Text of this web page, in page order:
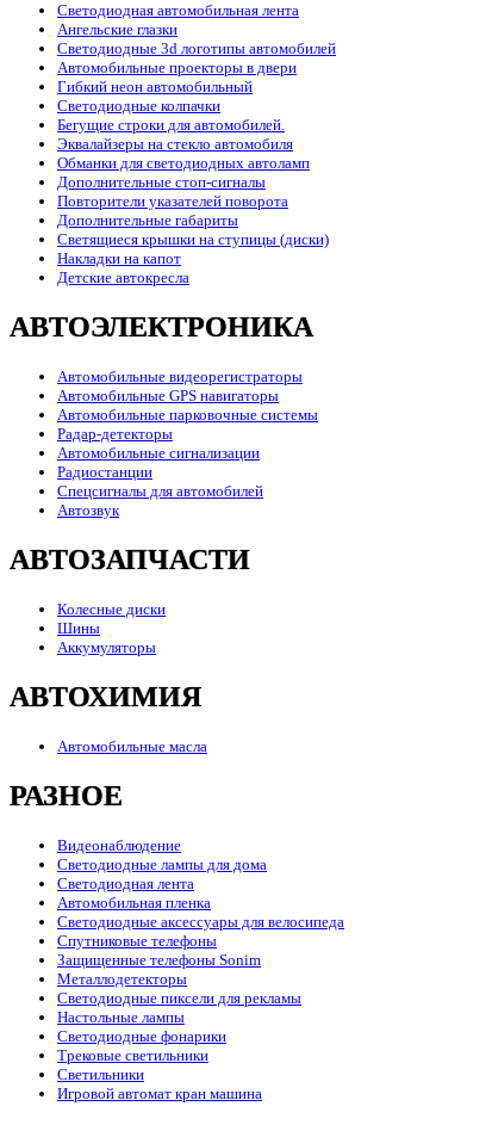
Светодиодная автомобильная лента
Ангельские глазки
Светодиодные 3d логотипы автомобилей
Автомобильные проекторы в двери
Гибкий неон автомобильный
Светодиодные колпачки
Бегущие строки для автомобилей.
Эквалайзеры на стекло автомобиля
Обманки для светодиодных автоламп
Дополнительные стоп-сигналы
Повторители указателей поворота
Дополнительные габариты
Светящиеся крышки на ступицы (диски)
Накладки на капот
Детские автокресла
АВТОЭЛЕКТРОНИКА
Автомобильные видеорегистраторы
Автомобильные GPS навигаторы
Автомобильные парковочные системы
Радар-детекторы
Автомобильные сигнализации
Радиостанции
Спецсигналы для автомобилей
Автозвук
АВТОЗАПЧАСТИ
Колесные диски
Шины
Аккумуляторы
АВТОХИМИЯ
Автомобильные масла
РАЗНОЕ
Видеонаблюдение
Светодиодные лампы для дома
Светодиодная лента
Автомобильная пленка
Светодиодные аксессуары для велосипеда
Спутниковые телефоны
Защищенные телефоны Sonim
Металлодетекторы
Светодиодные пиксели для рекламы
Настольные лампы
Светодиодные фонарики
Трековые светильники
Светильники
Игровой автомат кран машина